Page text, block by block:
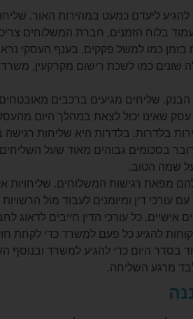
ליעדם כמעט במהירות האור.
בלוח הזמנים, חברת המשלוחים
כמו למשל פקקים. בענף העסקי
כמו לשכת רישום מקרקעין, משרד
שליחים מגיעים ברכבים
שאינו יכול לצאת במהלך היום
בלדרות. בלדרות היא שליחות רגישה
בסכומים גבוהים מאוד שעל
שמה הטוב.
מפאת רגישות המשלוחים. שליחויות
דין ומיומנים לעבוד מול
אישיים. כל עורכי הדין חייבים לדאוג
להגיע כל פעם למשרד כדי לקחת
בסדר היום כדי להגיע למשרד ובנוסף
מרגע השליחה.